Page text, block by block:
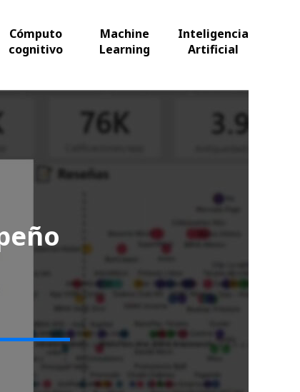
Cómputo
cognitivo
Machine
Learning
Inteligencia
Artificial